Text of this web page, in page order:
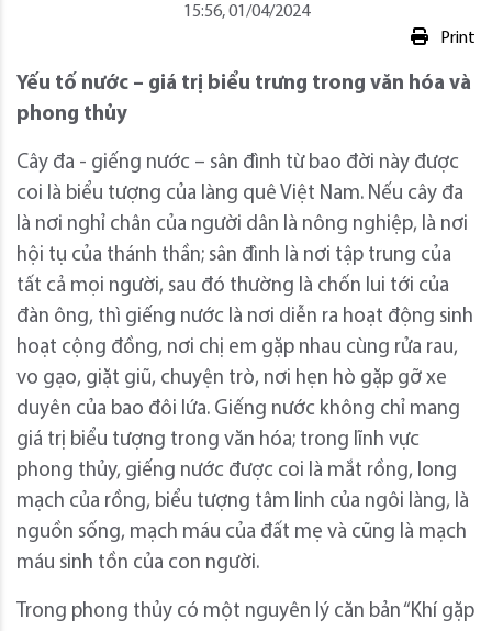
15:56, 01/04/2024
Print
Yếu tố nước – giá trị biểu trưng trong văn hóa và
phong thủy
Cây đa - giếng nước – sân đình từ bao đời này được
coi là biểu tượng của làng quê Việt Nam. Nếu cây đa
là nơi nghỉ chân của người dân là nông nghiệp, là nơi
hội tụ của thánh thần; sân đình là nơi tập trung của
tất cả mọi người, sau đó thường là chốn lui tới của
đàn ông, thì giếng nước là nơi diễn ra hoạt động sinh
hoạt cộng đồng, nơi chị em gặp nhau cùng rửa rau,
vo gạo, giặt giũ, chuyện trò, nơi hẹn hò gặp gỡ xe
duyên của bao đôi lứa. Giếng nước không chỉ mang
giá trị biểu tượng trong văn hóa; trong lĩnh vực
phong thủy, giếng nước được coi là mắt rồng, long
mạch của rồng, biểu tượng tâm linh của ngôi làng, là
nguồn sống, mạch máu của đất mẹ và cũng là mạch
máu sinh tồn của con người.
Trong phong thủy có một nguyên lý căn bản “Khí gặp